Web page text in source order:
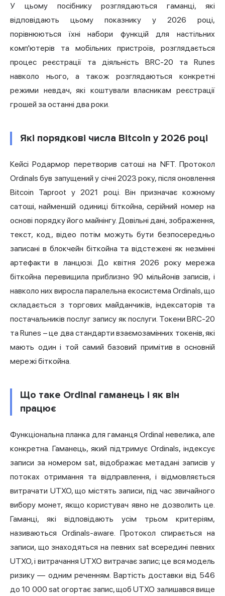
У цьому посібнику розглядаються гаманці, які
відповідають цьому показнику у 2026 році,
порівнюються їхні набори функцій для настільних
комп'ютерів та мобільних пристроїв, розглядається
процес реєстрації та діяльність BRC-20 та Runes
навколо нього, а також розглядаються конкретні
режими невдач, які коштували власникам реєстрації
грошей за останні два роки.
Які порядкові числа Bitcoin у 2026 році
Кейсі Родармор перетворив сатоші на NFT. Протокол
Ordinals був запущений у січні 2023 року, після оновлення
Bitcoin Taproot у 2021 році. Він призначає кожному
сатоші, найменшій одиниці біткойна, серійний номер на
основі порядку його майнінгу. Довільні дані, зображення,
текст, код, відео потім можуть бути безпосередньо
записані в блокчейн біткойна та відстежені як незмінні
артефакти в ланцюзі. До квітня 2026 року мережа
біткойна перевищила приблизно 90 мільйонів записів, і
навколо них виросла паралельна екосистема Ordinals, що
складається з торгових майданчиків, індексаторів та
постачальників послуг запису як послуги. Токени BRC-20
та Runes – це два стандарти взаємозамінних токенів, які
мають один і той самий базовий примітив в основній
мережі біткойна.
Що таке Ordinal гаманець і як він
працює
Функціональна планка для гаманця Ordinal невелика, але
конкретна. Гаманець, який підтримує Ordinals, індексує
записи за номером sat, відображає метадані записів у
потоках отримання та відправлення, і відмовляється
витрачати UTXO, що містять записи, під час звичайного
вибору монет, якщо користувач явно не дозволить це.
Гаманці, які відповідають усім трьом критеріям,
називаються Ordinals-aware. Протокол спирається на
записи, що знаходяться на певних sat всередині певних
UTXO, і витрачання UTXO витрачає запис; це вся модель
ризику — одним реченням. Вартість доставки від 546
до 10 000 sat огортає запис, щоб UTXO залишався вище